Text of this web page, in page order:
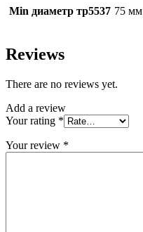
Min диаметр тр5537 75 мм
Reviews
There are no reviews yet.
Add a review
Your rating *
Your review *